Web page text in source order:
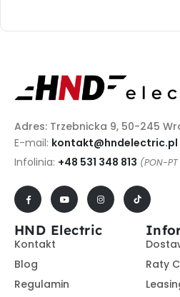
Adres: Trzebnicka 9, 50-245
E-mail: kontakt@hndelectric.pl
Infolinia: +48 531 348 813 (PON-
HND Electric
Kontakt
Blog
Regulamin
Raty